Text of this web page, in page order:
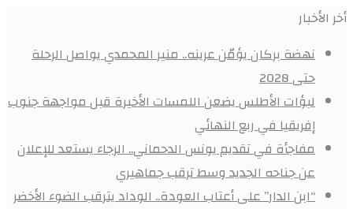
أخر الأخبار
نهضة بركان يؤمّن عرينه.. منير المحمدي يواصل الرحلة
حتى 2028
لبؤات الأطلس يضعن اللمسات الأخيرة قبل مواجهة جنوب
إفريقيا في ربع النهائي
مفاجأة في تقديم يونس الدحماني.. الرجاء يستعد للإعلان
عن جناحه الجديد وسط ترقب جماهيري
“ابن الدار” على أعتاب العودة.. الوداد يترقب الضوء الأخضر